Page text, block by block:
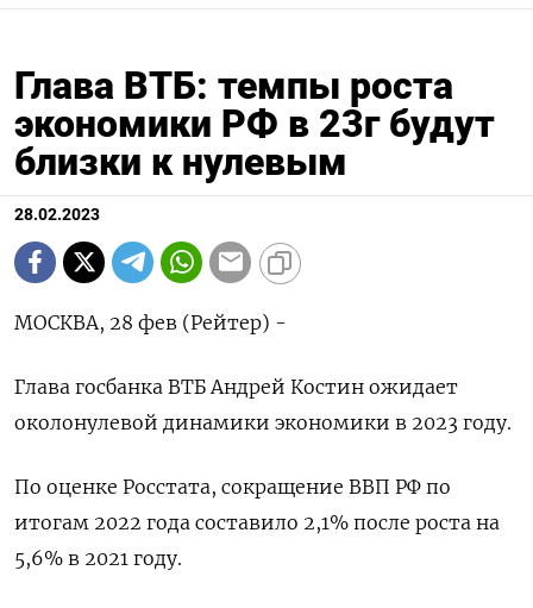
Глава ВТБ: темпы роста
экономики РФ в 23г будут
близки к нулевым
28.02.2023
МОСКВА, 28 фев (Рейтер) -
Глава госбанка ВТБ Андрей Костин ожидает
околонулевой динамики экономики в 2023 году.
По оценке Росстата, сокращение ВВП РФ по
итогам 2022 года составило 2,1% после роста на
5,6% в 2021 году.